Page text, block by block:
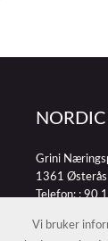
Grini
1361 Østerås
Telefon: :90
Vi bruker